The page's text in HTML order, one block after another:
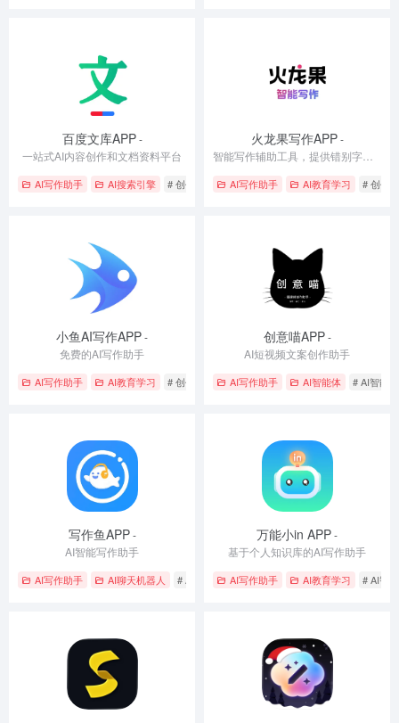
百度文库APP-
一站式AI内容创作和文档资料平台
AI写作助手 AI搜索引擎 # 创作生成 # 文档管理 # 智能助手
火龙果写作APP-
AI写作助手 AI教育学习 # 创作
小鱼AI写作APP-
免费的AI写作助手
AI写作助手 AI教育学习 # 创作生成 # 创意写作与图像生成 # 智能写作
创意喵APP-
AI短视频文案创作助手
AI写作助手 AI智能体 # AI智能
写作鱼APP-
AI智能写作助手
AI写作助手 AI聊天机器人 # AI智能助手 # 创作生成 # 创意写作与图像生成
万能小in APP-
基于个人知识库的AI写作助手
AI写作助手 AI教育学习 # AI智